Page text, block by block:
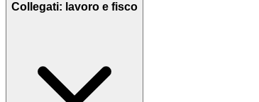
Collegati: lavoro e fisco